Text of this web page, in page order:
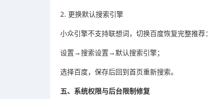
2. 更换默认搜索引擎
小众引擎不支持联想词，切换百度恢复完整推荐：
设置→搜索设置→默认搜索引擎；
选择百度，保存后回到首页重新搜索。
五、系统权限与后台限制修复